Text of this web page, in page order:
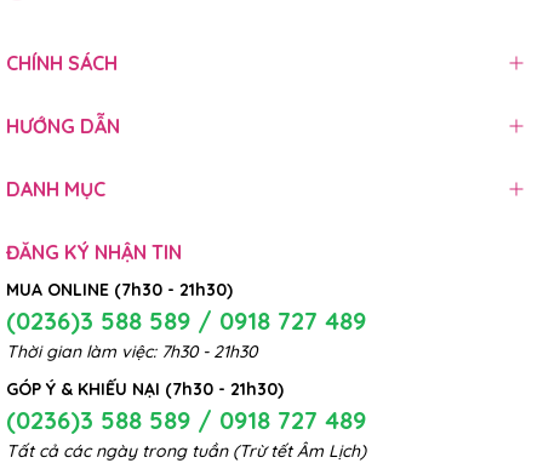
CHÍNH SÁCH
HƯỚNG DẪN
DANH MỤC
ĐĂNG KÝ NHẬN TIN
MUA ONLINE (7h30 - 21h30)
(0236)3 588 589 / 0918 727 489
Thời gian làm việc: 7h30 - 21h30
GÓP Ý & KHIẾU NẠI (7h30 - 21h30)
(0236)3 588 589 / 0918 727 489
Tất cả các ngày trong tuần (Trừ tết Âm Lịch)